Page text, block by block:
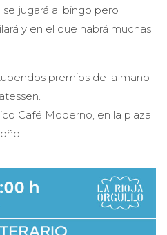
jugará al bingo pero
y en el que habrá muchas
premios de la mano
Café Moderno, en la plaza